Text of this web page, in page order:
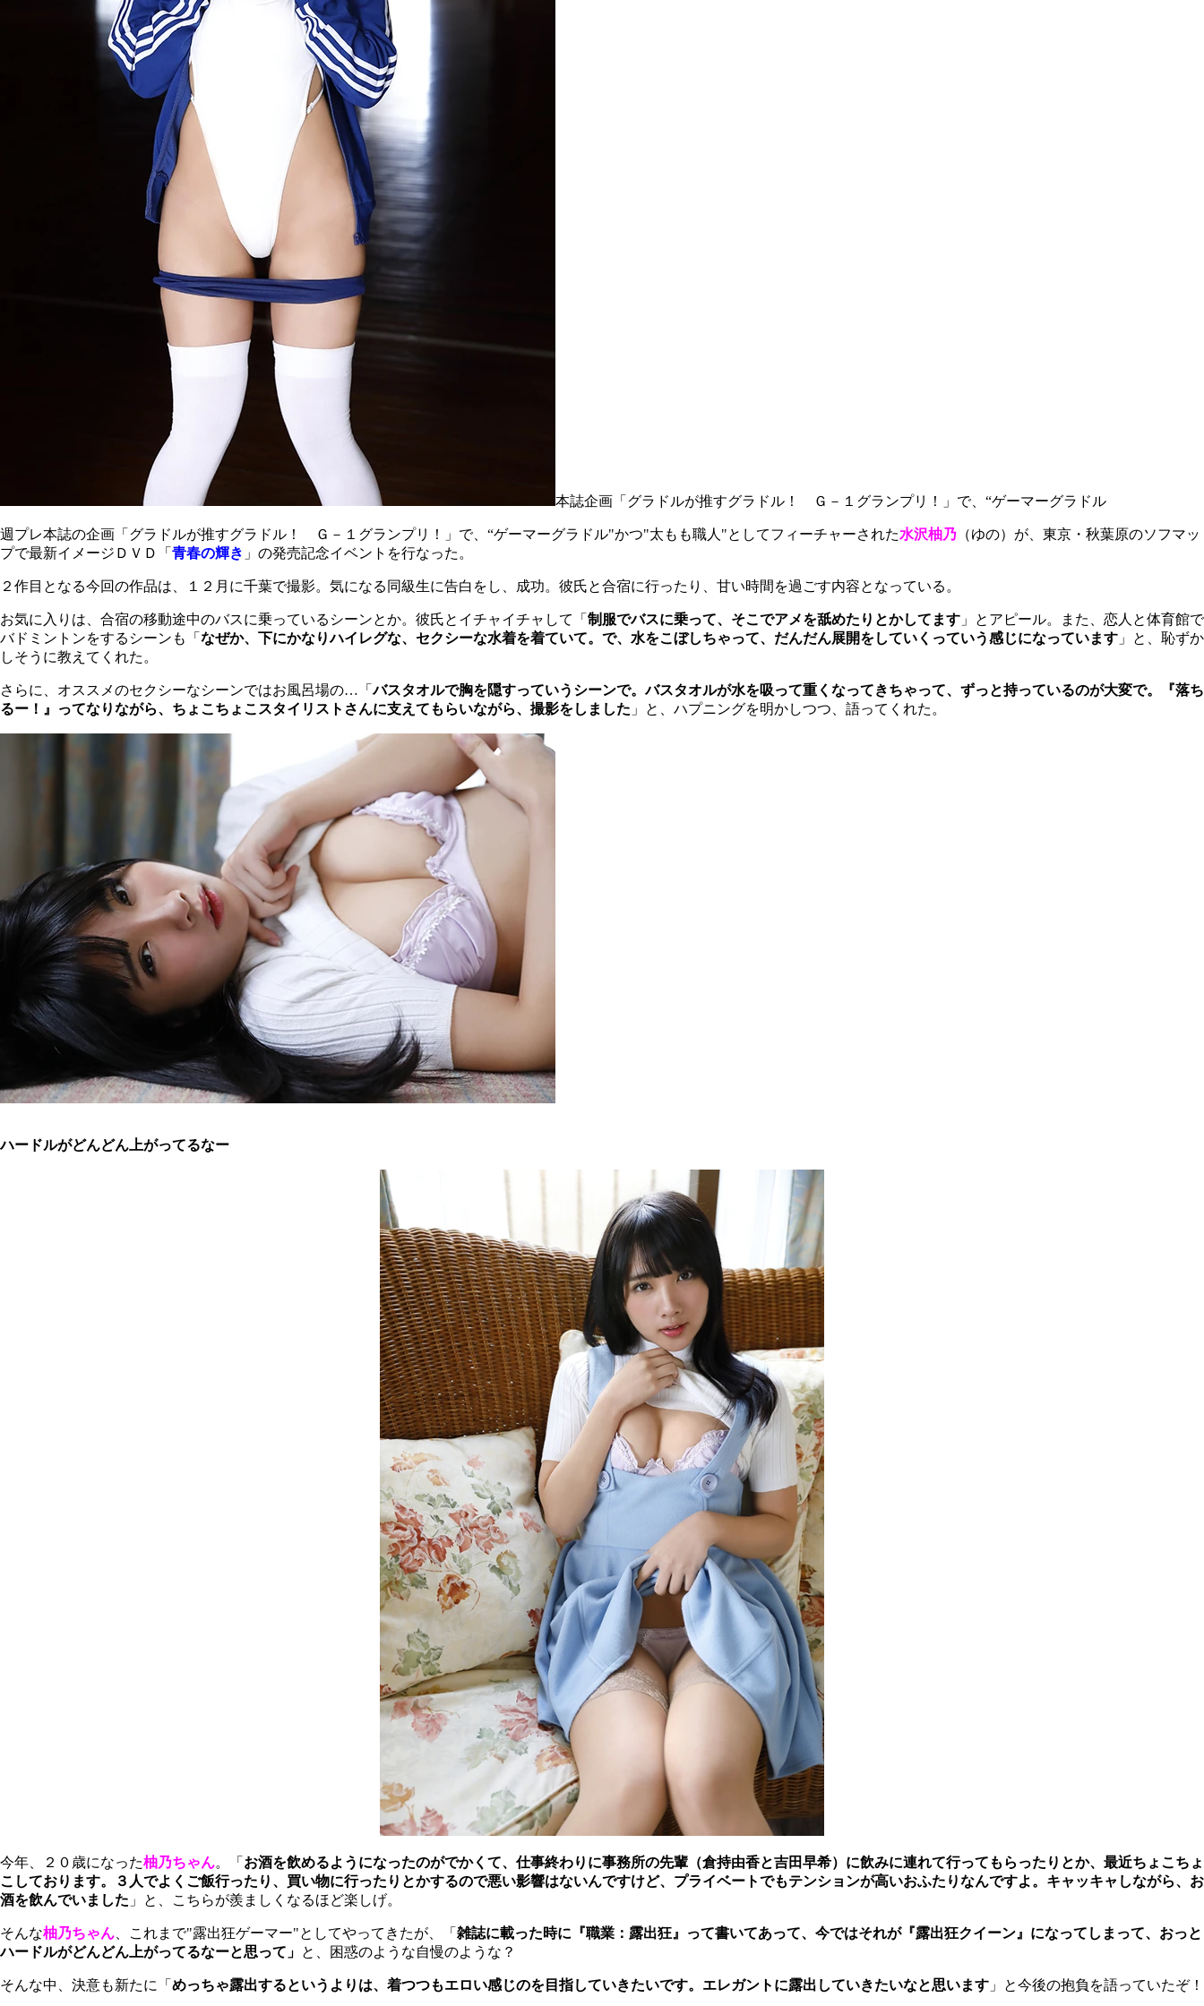
本誌企画「グラドルが推すグラドル！ Ｇ－１グランプリ！」で、“ゲーマーグラドル
週プレ本誌の企画「グラドルが推すグラドル！ Ｇ－１グランプリ！」で、“ゲーマーグラドル"かつ"太もも職人"としてフィーチャーされた水沢柚乃 （ゆの）が、東京・秋葉原のソフマッ
プで最新イメージＤＶＤ「 青春の輝き 」の発売記念イベントを行なった。
２作目となる今回の作品は、１２月に千葉で撮影。気になる同級生に告白をし、成功。彼氏と合宿に行ったり、甘い時間を過ごす内容となっている。
お気に入りは、合宿の移動途中のバスに乗っているシーンとか。彼氏とイチャイチャして「 制服でバスに乗って、そこでアメを舐めたりとかしてます 」とアピール。また、恋人と体育館で
バドミントンをするシーンも「 なぜか、下にかなりハイレグな、セクシーな水着を着ていて。で、水をこぼしちゃって、だんだん展開をしていくっていう感じになっています 」と、恥ずか
しそうに教えてくれた。
さらに、オススメのセクシーなシーンではお風呂場の…「バスタオルで胸を隠すっていうシーンで。バスタオルが水を吸って重くなってきちゃって、ずっと持っているのが大変で。『落ち
るー！』ってなりながら、ちょこちょこスタイリストさんに支えてもらいながら、撮影をしました 」と、ハプニングを明かしつつ、語ってくれた。
ハードルがどんどん上がってるなー
今年、２０歳になった柚乃ちゃん。「 お酒を飲めるようになったのがでかくて、仕事終わりに事務所の先輩（倉持由香と吉田早希）に飲みに連れて行ってもらったりとか、最近ちょこちょ
こしております。３人でよくご飯行ったり、買い物に行ったりとかするので悪い影響はないんですけど、プライベートでもテンションが高いおふたりなんですよ。キャッキャしながら、お
酒を飲んでいました 」と、こちらが羨ましくなるほど楽しげ。
そんな柚乃ちゃん 、これまで"露出狂ゲーマー"としてやってきたが、「 雑誌に載った時に『職業：露出狂』って書いてあって、今ではそれが『露出狂クイーン』になってしまって、おっと
ハードルがどんどん上がってるなーと思って」 と、困惑のような自慢のような？
そんな中、決意も新たに「 めっちゃ露出するというよりは、着つつもエロい感じのを目指していきたいです。エレガントに露出していきたいなと思います 」と今後の抱負を語っていたぞ！